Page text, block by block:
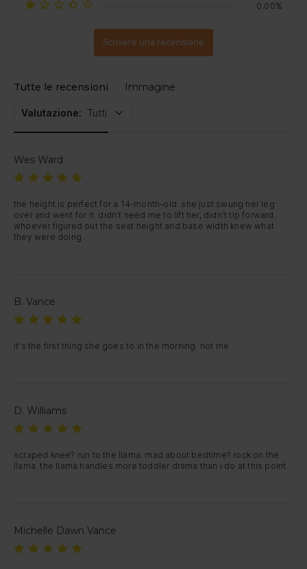
0.00%
Scrivere una recensione
Tutte le recensioni Immagine
Valutazione: Tutti
Wes Ward
the height is perfect for a 14-month-old. she just swung her leg
over and went for it. didn't need me to lift her, didn't tip forward.
whoever figured out the seat height and base width knew what
they were doing.
B. Vance
it's the first thing she goes to in the morning. not me.
D. Williams
scraped knee? run to the llama. mad about bedtime? rock on the
llama. the llama handles more toddler drama than i do at this point.
Michelle Dawn Vance